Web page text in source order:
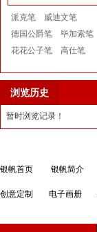
派克笔
威迪文笔
德国公爵笔
毕加索笔
花花公子笔
高仕笔
浏览历史
暂时浏览记录！
银帆首页 银帆简介
创意定制 电子画册